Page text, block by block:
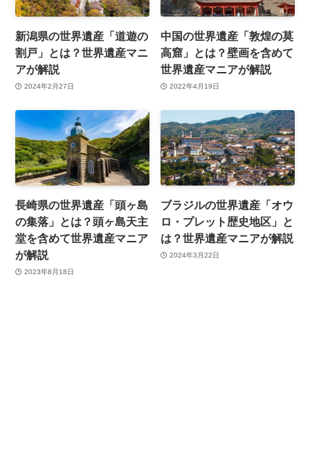
新潟県の世界遺産「道遊の
割戸」とは？世界遺産マニ
アが解説
2024年2月27日
中国の世界遺産「敦煌の莫
高窟」とは？壁画を含めて
世界遺産マニアが解説
2022年4月19日
長崎県の世界遺産「頭ヶ島
の集落」とは？頭ヶ島天主
堂を含めて世界遺産マニア
が解説
2023年8月18日
ブラジルの世界遺産「オウ
ロ・プレット歴史地区」と
は？世界遺産マニアが解説
2024年3月22日